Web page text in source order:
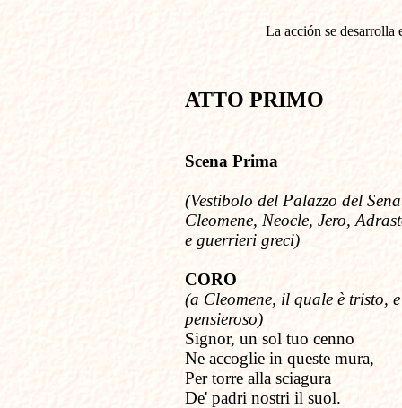
La acción se
ATTO PRIMO
Scena Prima
(Vestibolo del Palazzo del
Cleomene, Neocle, Jero,
e guerrieri greci)
CORO
(a Cleomene, il quale è tristo, e
pensieroso)
Signor, un sol tuo cenno
Ne accoglie in queste mura,
Per torre alla sciagura
De' padri nostri il suol.